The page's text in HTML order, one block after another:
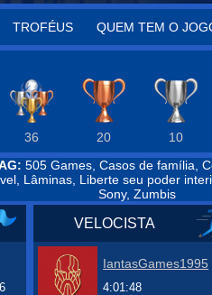
TROFÉUS QUEM TEM O
36 20
10
505 Games, Casos de família,
Lâminas, Liberte seu poder
Sony, Zumbis
VELOCISTA
IantasGames1995
4:01:48